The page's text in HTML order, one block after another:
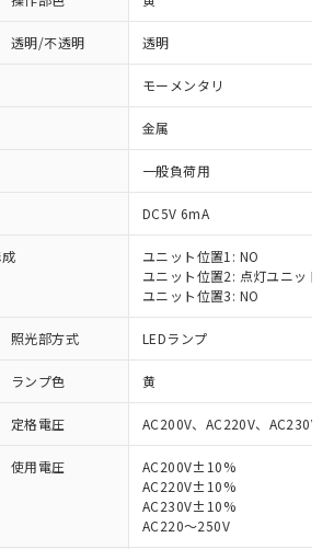
透明/不透明 透明
モーメンタリ
金属
一般負荷用
DC5V 6mA
ユニット位置1: NO
ユニット位置2: 点灯ユニット
ユニット位置3: NO
照光部方式 LEDランプ
ランプ色 黄
定格電圧 AC200V、AC220V、AC230V
使用電圧
AC200V±10%
AC220V±10%
AC230V±10%
AC220～250V
み：EU RoHS指令（10物質）の